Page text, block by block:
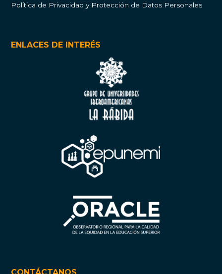
Política de Privacidad y Protección de Datos Personales
ENLACES DE INTERÉS